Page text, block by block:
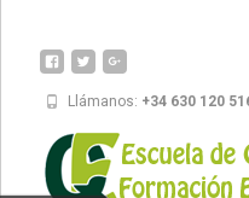
Llámanos: +34 630 120